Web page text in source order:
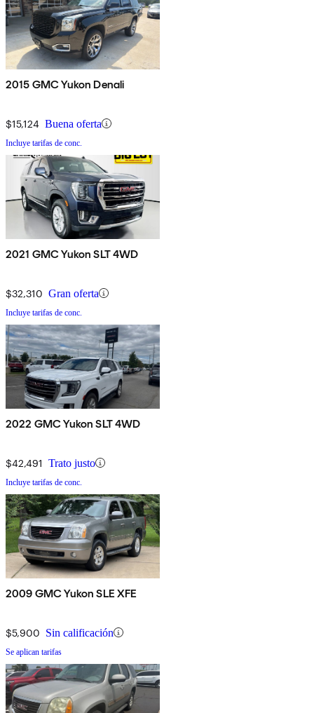
2015 GMC Yukon Denali
$15,124 Buena oferta
Incluye tarifas de conc.
2021 GMC Yukon SLT 4WD
$32,310 Gran oferta
Incluye tarifas de conc.
2022 GMC Yukon SLT 4WD
$42,491 Trato justo
Incluye tarifas de conc.
2009 GMC Yukon SLE XFE
$5,900 Sin calificación
Se aplican tarifas